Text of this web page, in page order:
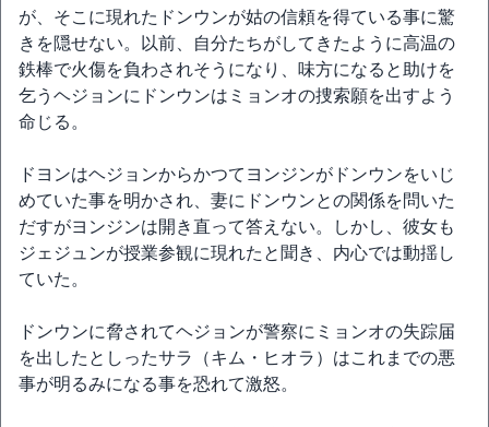
が、そこに現れたドンウンが姑の信頼を得ている事に驚
きを隠せない。以前、自分たちがしてきたように高温の
鉄棒で火傷を負わされそうになり、味方になると助けを
乞うヘジョンにドンウンはミョンオの捜索願を出すよう
命じる。
ドヨンはヘジョンからかつてヨンジンがドンウンをいじ
めていた事を明かされ、妻にドンウンとの関係を問いた
だすがヨンジンは開き直って答えない。しかし、彼女も
ジェジュンが授業参観に現れたと聞き、内心では動揺し
ていた。
ドンウンに脅されてヘジョンが警察にミョンオの失踪届
を出したとしったサラ（キム・ヒオラ）はこれまでの悪
事が明るみになる事を恐れて激怒。